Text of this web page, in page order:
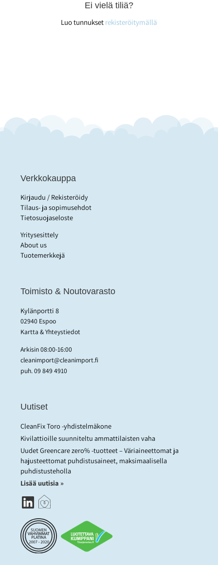
Ei vielä tiliä?
Luo tunnukset rekisteröitymällä
Verkkokauppa
Kirjaudu / Rekisteröidy
Tilaus- ja sopimusehdot
Tietosuojaseloste
Yritysesittely
About us
Tuotemerkkejä
Toimisto & Noutovarasto
Kylänportti 8
02940 Espoo
Kartta & Yhteystiedot
Arkisin 08:00-16:00
cleanimport@cleanimport.fi
puh.09 849 4910
Uutiset
CleanFix Toro -yhdistelmäkone
Kivilattioille suunniteltu ammattilaisten vaha
Uudet Greencare zero% -tuotteet – Väriaineettomat ja
hajusteettomat puhdistusaineet, maksimaalisella
puhdistusteholla
Lisää uutisia »